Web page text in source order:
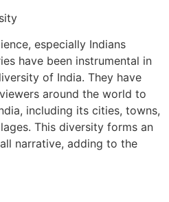
especially Indians
have been instrumental in
of India. They have
around the world to
including its cities, towns,
This diversity forms an
narrative, adding to the